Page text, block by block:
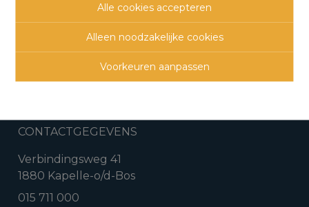
Alle cookies accepteren
Alleen noodzakelijke cookies
Voorkeuren aanpassen
CONTACTGEGEVENS
Verbindingsweg 41
1880 Kapelle-o/d-Bos
015 711 000